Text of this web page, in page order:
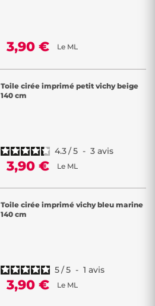
3,90 € Le ML
Toile cirée imprimé petit vichy beige
140 cm
4.3/5 - 3 avis
3,90 € Le ML
Toile cirée imprimé vichy bleu marine
140 cm
5/5 - 1 avis
3,90 € Le ML